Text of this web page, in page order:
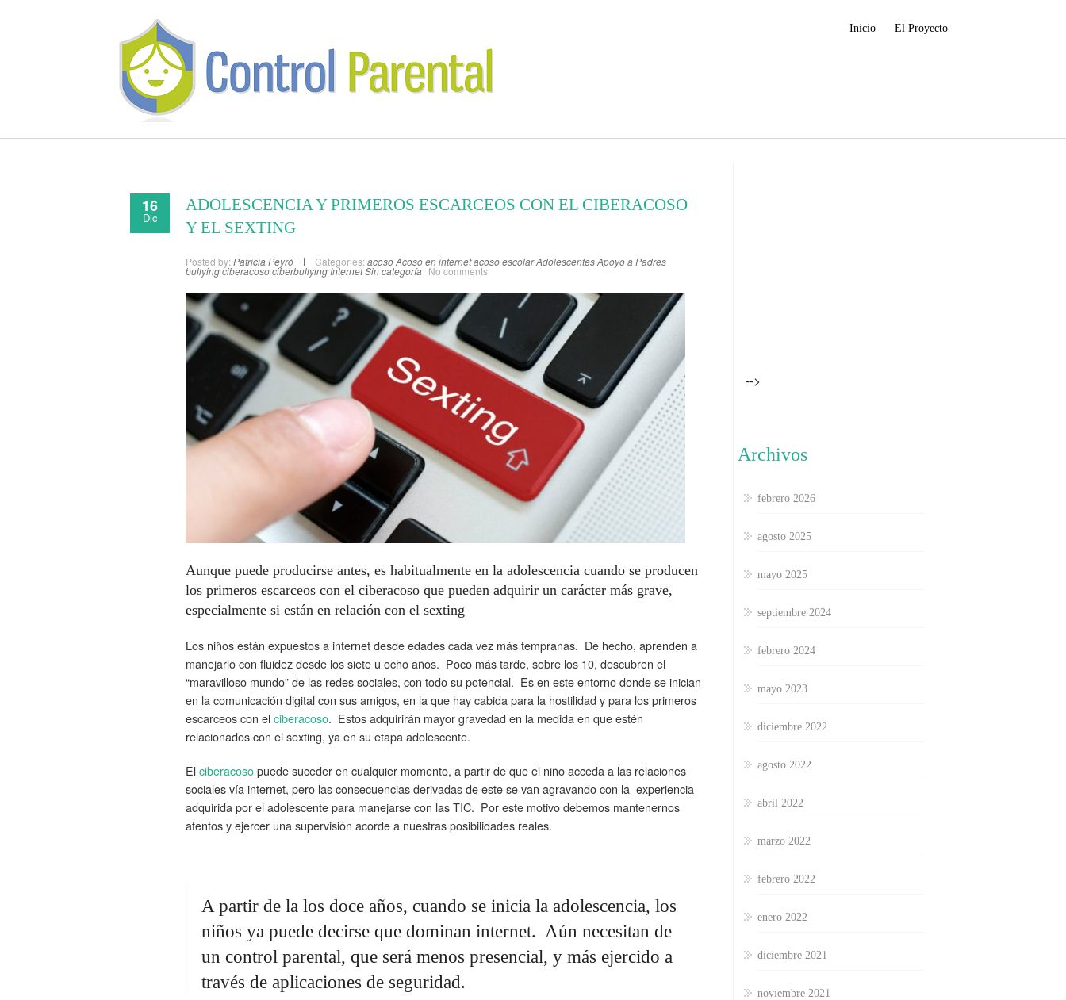
Inicio El Proyecto
16
Dic
ADOLESCENCIA Y PRIMEROS ESCARCEOS CON EL CIBERACOSO
Y EL SEXTING
Posted by: Patricia Peyró Categories: acosoAcoso en internetacoso escolarAdolescentesApoyo a Padres
bullyingciberacosociberbullying InternetSin categoría No comments
Aunque puede producirse antes, es habitualmente en la adolescencia cuando se producen
los primeros escarceos con el ciberacoso que pueden adquirir un carácter más grave,
especialmente si están en relación con el sexting
Los niños están expuestos a internet desde edades cada vez más tempranas. De hecho, aprenden a
manejarlo con fluidez desde los siete u ocho años. Poco más tarde, sobre los 10, descubren el
“maravilloso mundo” de las redes sociales, con todo su potencial. Es en este entorno donde se inician
en la comunicación digital con sus amigos, en la que hay cabida para la hostilidad y para los primeros
escarceos con elciberacoso. Estos adquirirán mayor gravedad en la medida en que estén
relacionados con el sexting, ya en su etapa adolescente.
Elciberacosopuede suceder en cualquier momento, a partir de que el niño acceda a las relaciones
sociales vía internet, pero las consecuencias derivadas de este se van agravando con la experiencia
adquirida por el adolescente para manejarse con las TIC. Por este motivo debemos mantenernos
atentos y ejercer una supervisión acorde a nuestras posibilidades reales.
A partir de la los doce años, cuando se inicia la adolescencia, los
niños ya puede decirse que dominan internet. Aún necesitan de
un control parental, que será menos presencial, y más ejercido a
través de aplicaciones de seguridad.
-->
Archivos
febrero 2026
agosto 2025
mayo 2025
septiembre 2024
febrero 2024
mayo 2023
diciembre 2022
agosto 2022
abril 2022
marzo 2022
febrero 2022
enero 2022
diciembre 2021
noviembre 2021